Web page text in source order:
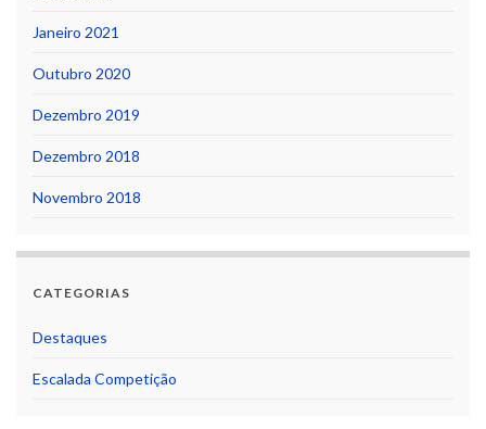
Janeiro 2021
Outubro 2020
Dezembro 2019
Dezembro 2018
Novembro 2018
CATEGORIAS
Destaques
Escalada Competição